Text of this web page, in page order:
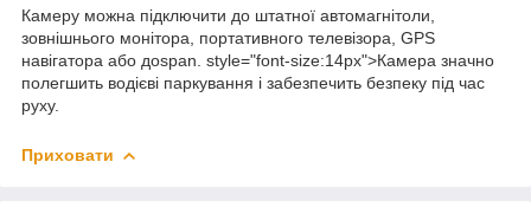
Камеру можна підключити до штатної автомагнітоли,
зовнішнього монітора, портативного телевізора, GPS
навігатора або доspan. style="font-size:14px">Камера значно
полегшить водієві паркування і забезпечить безпеку під час
руху.
Приховати